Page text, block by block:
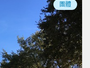
團體